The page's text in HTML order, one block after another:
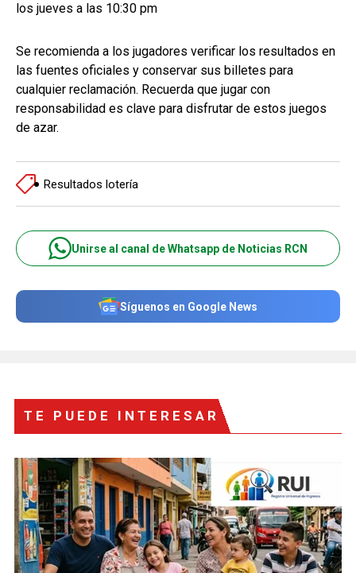
los jueves a las 10:30 pm
Se recomienda a los jugadores verificar los resultados en
las fuentes oficiales y conservar sus billetes para
cualquier reclamación. Recuerda que jugar con
responsabilidad es clave para disfrutar de estos juegos
de azar.
Resultados lotería
Unirse al canal de Whatsapp de Noticias RCN
Síguenos en Google News
TE PUEDE INTERESAR